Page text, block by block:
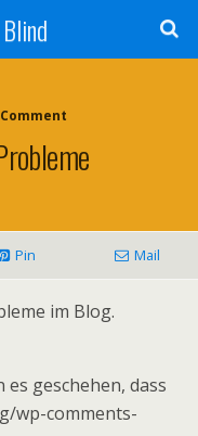
Pin Mail
im Blog.
geschehen, dass
wp-comments-